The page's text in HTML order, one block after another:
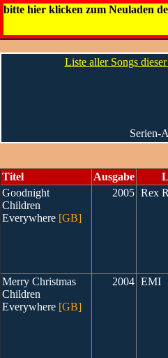
bitte hier klicken zum Neuladen
Hello
Liste aller Songs
Serien-
Titel Ausgabe
Goodnight
Children
Everywhere [GB]
2005 Rex
Merry Christmas
Children
Everywhere [GB]
2004 EMI